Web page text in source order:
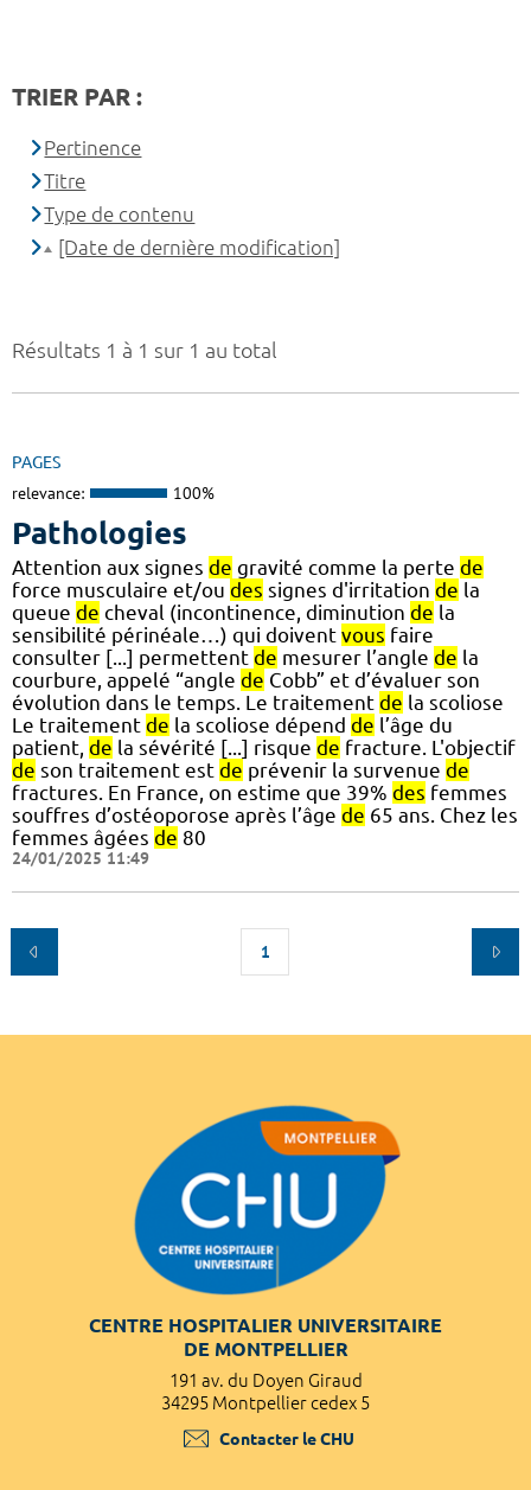
Résultats 1 à 1 sur 1 au total
PAGES
relevance: 100%
Pathologies
Attention aux signes de gravité comme la perte de
force musculaire et/ou des signes d'irritation de la
queue de cheval (incontinence, diminution de la
sensibilité périnéale…) qui doivent vous faire
consulter [...] permettent de mesurer l’angle de la
courbure, appelé “angle de Cobb” et d’évaluer son
évolution dans le temps. Le traitement de la scoliose
Le traitement de la scoliose dépend de l’âge du
patient, de la sévérité [...] risque de fracture. L'objectif
de son traitement est de prévenir la survenue de
fractures. En France, on estime que 39% des femmes
souffres d’ostéoporose après l’âge de 65 ans. Chez les
femmes âgées de 80
24/01/2025 11:49
1
TRIER PAR :
Pertinence
Titre
Type de contenu
[Date de dernière modification]
CENTRE HOSPITALIER UNIVERSITAIRE
DE MONTPELLIER
191 av. du Doyen Giraud
34295 Montpellier cedex 5
Contacter le CHU